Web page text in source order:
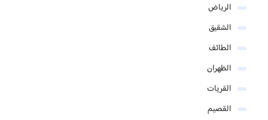
الرياض
الشقيق
الطائف
الظهران
القريات
القصيم